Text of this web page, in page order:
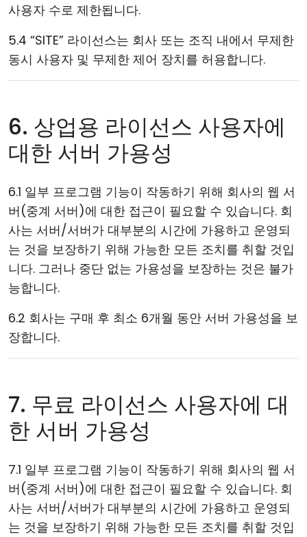
사용자 수로 제한됩니다.
5.4 “SITE” 라이선스는 회사 또는 조직 내에서 무제한
동시 사용자 및 무제한 제어 장치를 허용합니다.
6. 상업용 라이선스 사용자에
대한 서버 가용성
6.1 일부 프로그램 기능이 작동하기 위해 회사의 웹 서
버(중계 서버)에 대한 접근이 필요할 수 있습니다. 회
사는 서버/서버가 대부분의 시간에 가용하고 운영되
는 것을 보장하기 위해 가능한 모든 조치를 취할 것입
니다. 그러나 중단 없는 가용성을 보장하는 것은 불가
능합니다.
6.2 회사는 구매 후 최소 6개월 동안 서버 가용성을 보
장합니다.
7. 무료 라이선스 사용자에 대
한 서버 가용성
7.1 일부 프로그램 기능이 작동하기 위해 회사의 웹 서
버(중계 서버)에 대한 접근이 필요할 수 있습니다. 회
사는 서버/서버가 대부분의 시간에 가용하고 운영되
는 것을 보장하기 위해 가능한 모든 조치를 취할 것입